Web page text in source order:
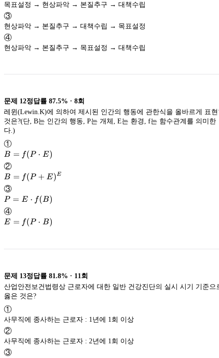
목표설정 → 현상파악 → 본질추구 → 대책수립
③
현상파악 → 본질추구 → 대책수립 → 목표설정
④
현상파악 → 본질추구 → 목표설정 → 대책수립
문제 12정답률 87.5% · 8회
레윈(Lewin.K)에 의하여 제시된 인간의 행동에 관한식을 올바르게 표
것은?(단, B는 인간의 행동, P는 개체, E는 환경, f는 함수관계를 의미한
다.)
①
B=f(P
\cdot
E)
B = f(P ⋅ E)
②
B=f(P+E)^E
B = f(P + E)E
③
P=E
\cdot
f(B)
P = E ⋅ f(B)
④
E=f(P
E = f(P ⋅ B)
문제 13정답률 81.8% · 11 회
산업안전보건법령상 근로자에 대한 일반 건강진단의 실시 시기 기준으
옳은 것은?
①
사무직에 종사하는 근로자 : 1년에 1회 이상
②
사무직에 종사하는 근로자 : 2년에 1회 이상
③